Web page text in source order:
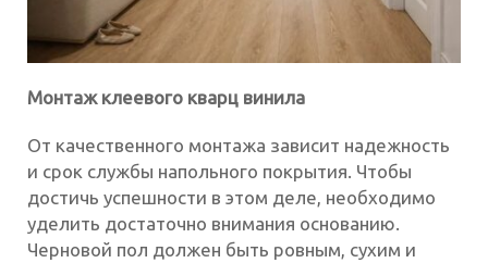
Монтаж клеевого кварц винила
От качественного монтажа зависит надежность
и срок службы напольного покрытия. Чтобы
достичь успешности в этом деле, необходимо
уделить достаточно внимания основанию.
Черновой пол должен быть ровным, сухим и